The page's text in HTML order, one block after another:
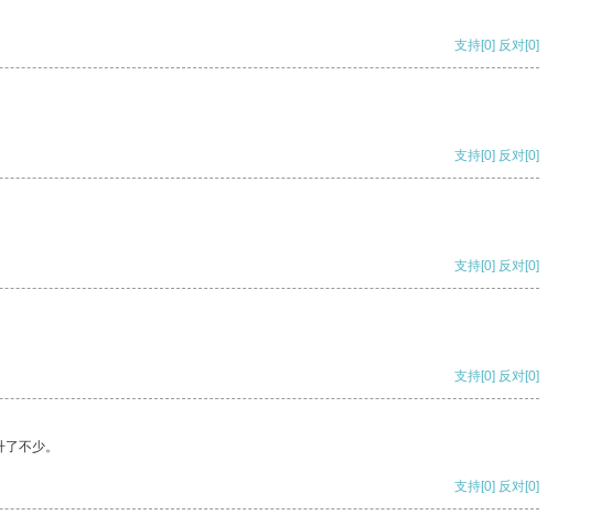
支持[0] 反对[0]
支持[0] 反对[0]
支持[0] 反对[0]
支持[0] 反对[0]
不少。
支持[0] 反对[0]